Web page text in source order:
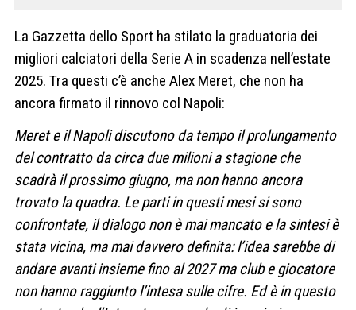
La Gazzetta dello Sport ha stilato la graduatoria dei
migliori calciatori della Serie A in scadenza nell’estate
2025. Tra questi c’è anche Alex Meret, che non ha
ancora firmato il rinnovo col Napoli:
Meret e il Napoli discutono da tempo il prolungamento
del contratto da circa due milioni a stagione che
scadrà il prossimo giugno, ma non hanno ancora
trovato la quadra. Le parti in questi mesi si sono
confrontate, il dialogo non è mai mancato e la sintesi è
stata vicina, ma mai davvero definita: l’idea sarebbe di
andare avanti insieme fino al 2027 ma club e giocatore
non hanno raggiunto l’intesa sulle cifre. Ed è in questo